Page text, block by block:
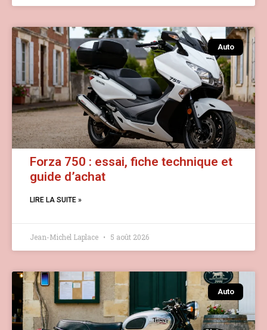
Auto
Forza 750 : essai, fiche technique et
guide d’achat
LIRE LA SUITE »
Jean-Michel Laplace 5 août 2026
Auto